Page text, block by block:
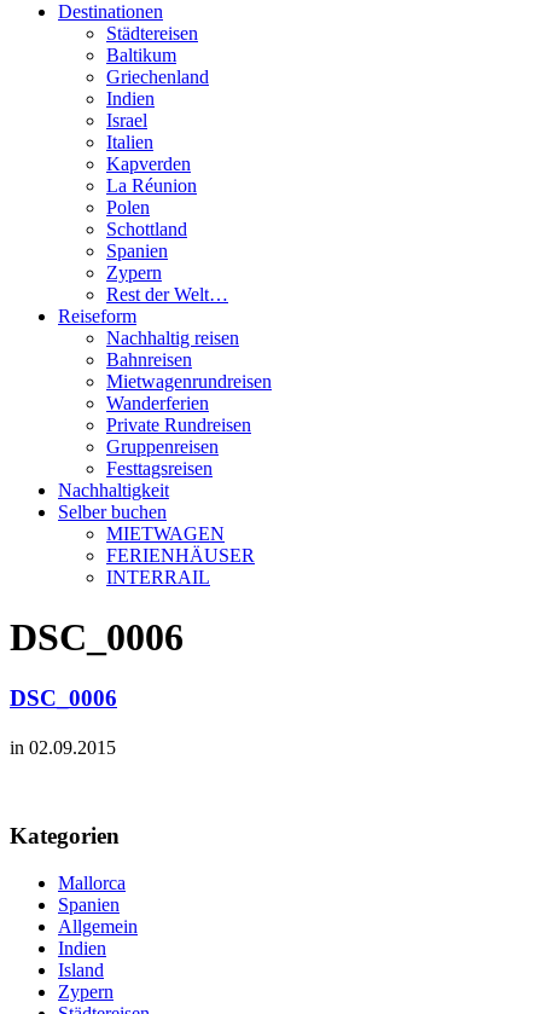
Destinationen
Städtereisen
Baltikum
Griechenland
Indien
Israel
Italien
Kapverden
La Réunion
Polen
Schottland
Spanien
Zypern
Rest der Welt…
Reiseform
Nachhaltig reisen
Bahnreisen
Mietwagenrundreisen
Wanderferien
Private Rundreisen
Gruppenreisen
Festtagsreisen
Nachhaltigkeit
Selber buchen
MIETWAGEN
FERIENHÄUSER
INTERRAIL
DSC_0006
DSC_0006
in 02.09.2015
Kategorien
Mallorca
Spanien
Allgemein
Indien
Island
Zypern